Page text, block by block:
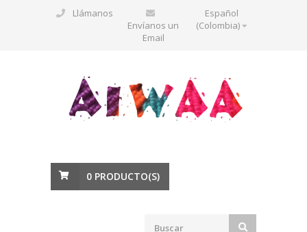
Llámanos
Envíanos un
Email
Español
(Colombia)
0 PRODUCTO(S)